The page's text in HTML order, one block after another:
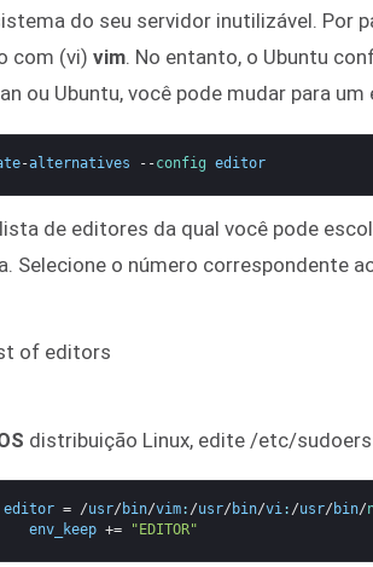
do seu servidor inutilizável. Por
com (vi) vim. No entanto, o Ubuntu
ou Ubuntu, você pode mudar para
-alternatives --config editor
lista de editores da qual você pode
Selecione o número correspondente
distribuição Linux, edite /etc/
editor = /usr/ bin/vim: /usr/ bin/vi: /usr/ bin/
env_keep += "EDITOR"